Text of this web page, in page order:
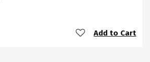
Add to Cart